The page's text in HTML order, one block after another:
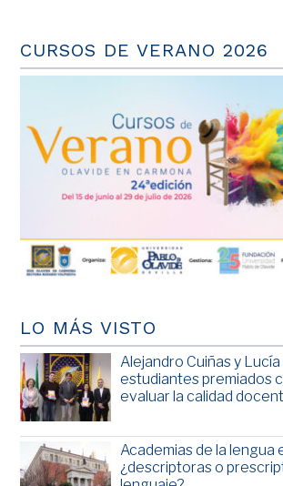
CURSOS DE VERANO 2026
LO MÁS VISTO
Alejandro Cuiñas y
estudiantes premiados
evaluar la calidad
Academias de la lengua
¿descriptoras o